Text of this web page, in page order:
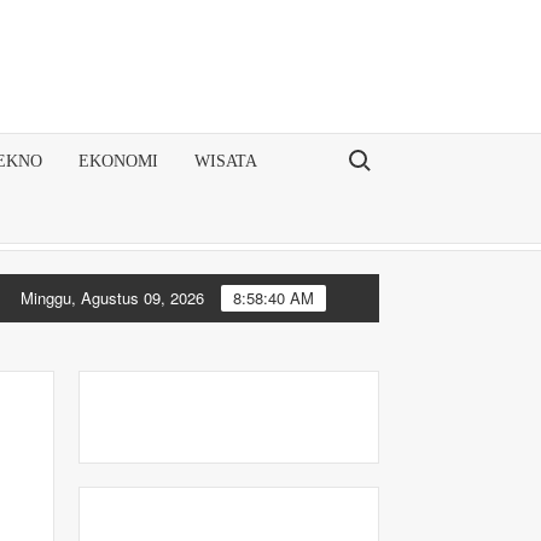
EKONOMI WISATA Search for:
Minggu, Agustus 09, 2026 8:58:40 AM